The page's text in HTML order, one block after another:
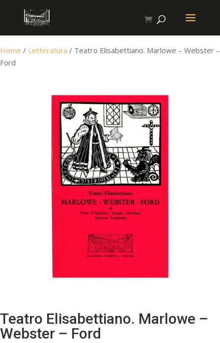
Home / Letteratura / Teatro Elisabettiano. Marlowe – Webster –
Ford
Teatro Elisabettiano. Marlowe –
Webster – Ford